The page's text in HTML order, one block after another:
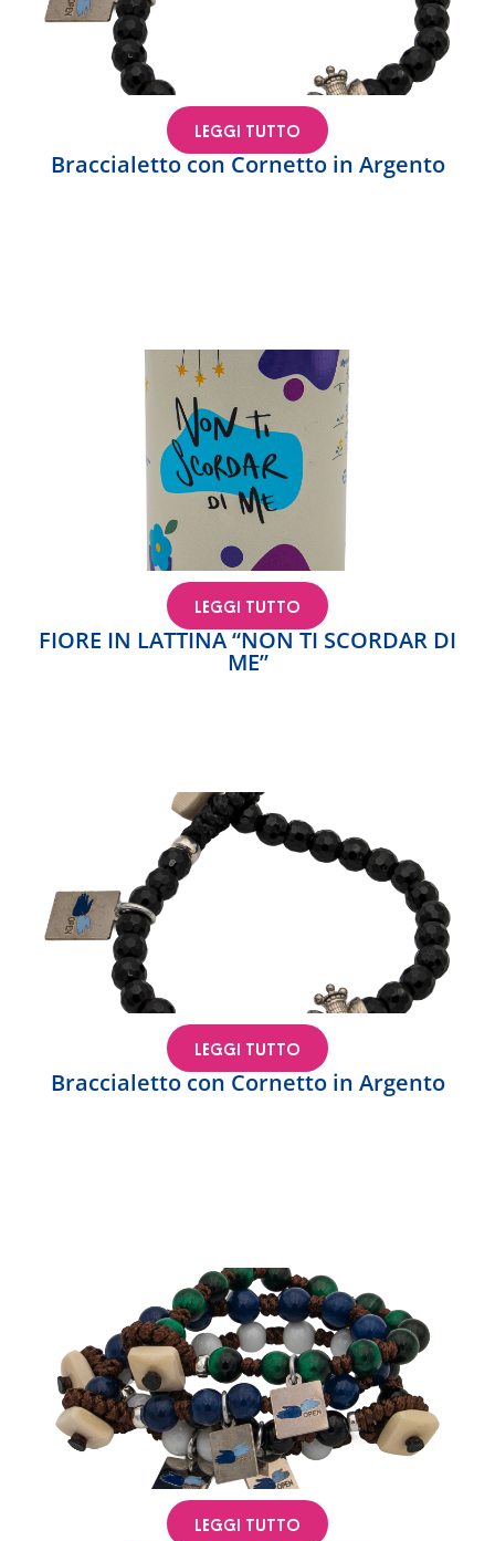
Braccialetto con Cornetto in Argento
LEGGI TUTTO
FIORE IN LATTINA “NON TI SCORDAR DI
ME”
LEGGI TUTTO
Braccialetto con Cornetto in Argento
LEGGI TUTTO
LEGGI TUTTO